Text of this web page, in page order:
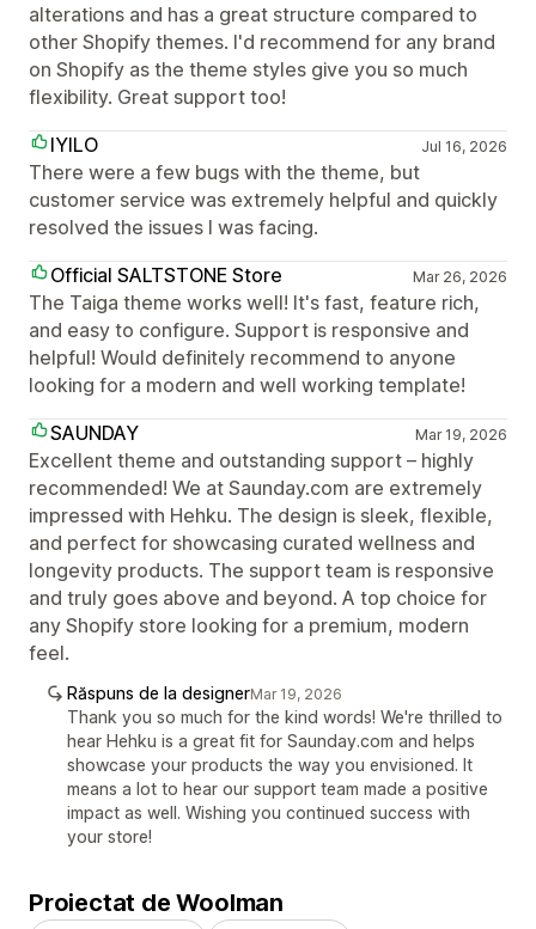
alterations and has a great structure compared to
other Shopify themes. I'd recommend for any brand
on Shopify as the theme styles give you so much
flexibility. Great support too!
IYILO
Jul 16, 2026
There were a few bugs with the theme, but
customer service was extremely helpful and quickly
resolved the issues I was facing.
Official SALTSTONE Store
Mar 26, 2026
The Taiga theme works well! It's fast, feature rich,
and easy to configure. Support is responsive and
helpful! Would definitely recommend to anyone
looking for a modern and well working template!
SAUNDAY
Mar 19, 2026
Excellent theme and outstanding support – highly
recommended! We at Saunday.com are extremely
impressed with Hehku. The design is sleek, flexible,
and perfect for showcasing curated wellness and
longevity products. The support team is responsive
and truly goes above and beyond. A top choice for
any Shopify store looking for a premium, modern
feel.
Răspuns de la designerMar 19, 2026
Thank you so much for the kind words! We're thrilled to
hear Hehku is a great fit for Saunday.com and helps
showcase your products the way you envisioned. It
means a lot to hear our support team made a positive
impact as well. Wishing you continued success with
your store!
Proiectat de Woolman